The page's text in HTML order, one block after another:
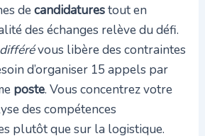
decandidaturestout en
des échanges relève du défi.
vous libère des contraintes
d’organiser 15 appels par
poste. Vous concentrez votre
des compétences
plutôt que sur la logistique.